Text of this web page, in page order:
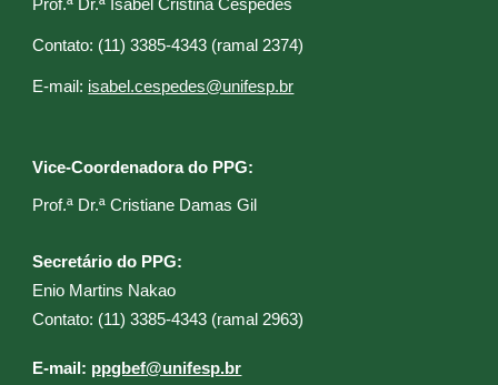
Prof.ª Dr.ª Isabel Cristina Céspedes
Contato: (11) 3385-4343 (ramal 2374)
E-mail: isabel.cespedes@unifesp.br
Vice-Coordenadora do PPG:
Prof.ª Dr.ª Cristiane Damas Gil​
Secretário do PPG:
Enio Martins Nakao
Contato: (11) 3385-4343 (ramal 2963)
E-mail: ppgbef@unifesp.br